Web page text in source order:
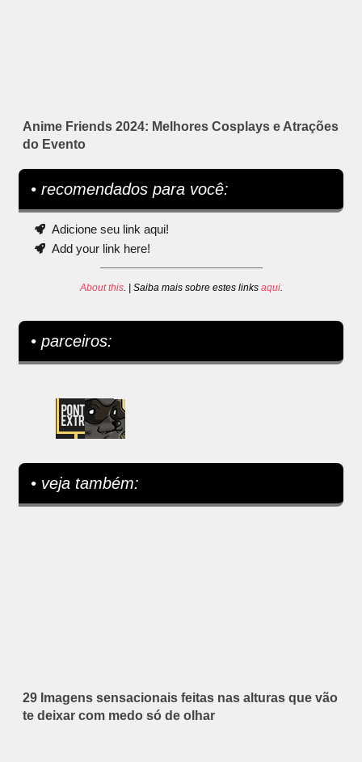
Anime Friends 2024: Melhores Cosplays e Atrações
do Evento
• recomendados para você:
Adicione seu link aqui!
Add your link here!
About this. | Saiba mais sobre estes links aqui.
• parceiros:
• veja também:
29 Imagens sensacionais feitas nas alturas que vão
te deixar com medo só de olhar